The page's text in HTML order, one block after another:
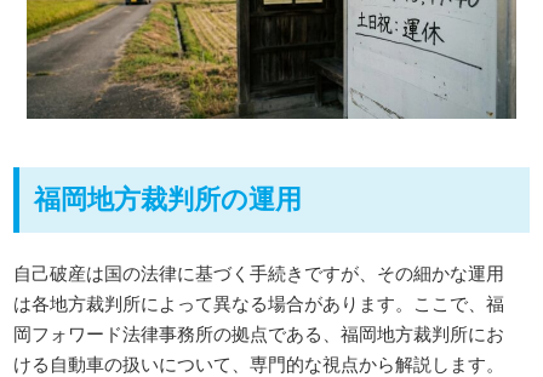
福岡地方裁判所の運用
自己破産は国の法律に基づく手続きですが、その細かな運用
は各地方裁判所によって異なる場合があります。ここで、福
岡フォワード法律事務所の拠点である、福岡地方裁判所にお
ける自動車の扱いについて、専門的な視点から解説します。